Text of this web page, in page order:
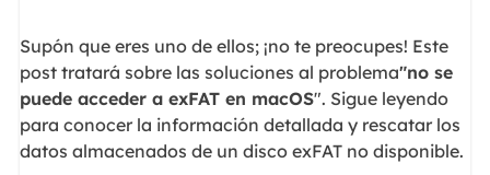
Supón que eres uno de ellos; ¡no te preocupes! Este
post tratará sobre las soluciones al problema"no se
puede acceder a exFAT en macOS". Sigue leyendo
para conocer la información detallada y rescatar los
datos almacenados de un disco exFAT no disponible.